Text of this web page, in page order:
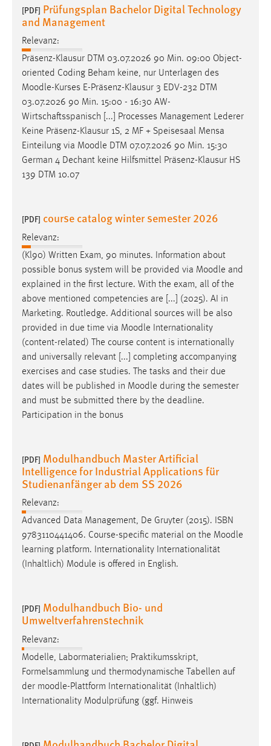
[PDF] Prüfungsplan Bachelor Digital Technology
and Management
Relevanz:
Präsenz-Klausur DTM 03.07.2026 90 Min. 09:00 Object-
oriented Coding Beham keine, nur Unterlagen des
Moodle-Kurses E-Präsenz-Klausur 3 EDV-232 DTM
03.07.2026 90 Min. 15:00 - 16:30 AW-
Wirtschaftsspanisch [...] Processes Management Lederer
Keine Präsenz-Klausur 1S, 2 MF + Speisesaal Mensa
Einteilung via Moodle DTM 07.07.2026 90 Min. 15:30
German 4 Dechant keine Hilfsmittel Präsenz-Klausur HS
139 DTM 10.07
[PDF] course catalog winter semester 2026
Relevanz:
(Kl90) Written Exam, 90 minutes. Information about
possible bonus system will be provided via Moodle and
explained in the first lecture. With the exam, all of the
above mentioned competencies are [...] (2025). AI in
Marketing. Routledge. Additional sources will be also
provided in due time via Moodle Internationality
(content-related) The course content is internationally
and universally relevant [...] completing accompanying
exercises and case studies. The tasks and their due
dates will be published in Moodle during the semester
and must be submitted there by the deadline.
Participation in the bonus
[PDF] Modulhandbuch Master Artificial
Intelligence for Industrial Applications für
Studienanfänger ab dem SS 2026
Relevanz:
Advanced Data Management, De Gruyter (2015). ISBN
9783110441406. Course-specific material on the Moodle
learning platform. Internationality Internationalität
(Inhaltlich) Module is offered in English.
[PDF] Modulhandbuch Bio- und
Umweltverfahrenstechnik
Relevanz:
Modelle, Labormaterialien; Praktikumsskript,
Formelsammlung und thermodynamische Tabellen auf
der moodle-Plattform Internationalität (Inhaltlich)
Internationality Modulprüfung (ggf. Hinweis